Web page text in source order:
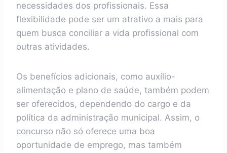
necessidades dos profissionais. Essa
flexibilidade pode ser um atrativo a mais para
quem busca conciliar a vida profissional com
outras atividades.
Os benefícios adicionais, como auxílio-
alimentação e plano de saúde, também podem
ser oferecidos, dependendo do cargo e da
política da administração municipal. Assim, o
concurso não só oferece uma boa
oportunidade de emprego, mas também